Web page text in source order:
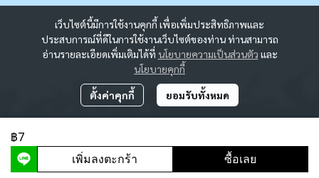
฿7
เพิ่มลงตะกร้า ซื้อเลย
เว็บไซต์นี้มีการใช้งานคุกกี้ เพื่อเพิ่มประสิทธิภาพและ
ประสบการณ์ที่ดีในการใช้งานเว็บไซต์ของท่าน ท่านสามารถ
อ่านรายละเอียดเพิ่มเติมได้ที่ นโยบายความเป็นส่วนตัว และ
นโยบายคุกกี้
ตั้งค่าคุกกี้ ยอมรับทั้งหมด
ผู้เข้าชมวันนี้6,994
Powered By MakeWebEasy